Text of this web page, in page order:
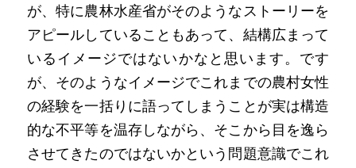
が、特に農林水産省がそのようなストーリーを
アピールしていることもあって、結構広まって
いるイメージではないかなと思います。です
が、そのようなイメージでこれまでの農村女性
の経験を一括りに語ってしまうことが実は構造
的な不平等を温存しながら、そこから目を逸ら
させてきたのではないかという問題意識でこれ